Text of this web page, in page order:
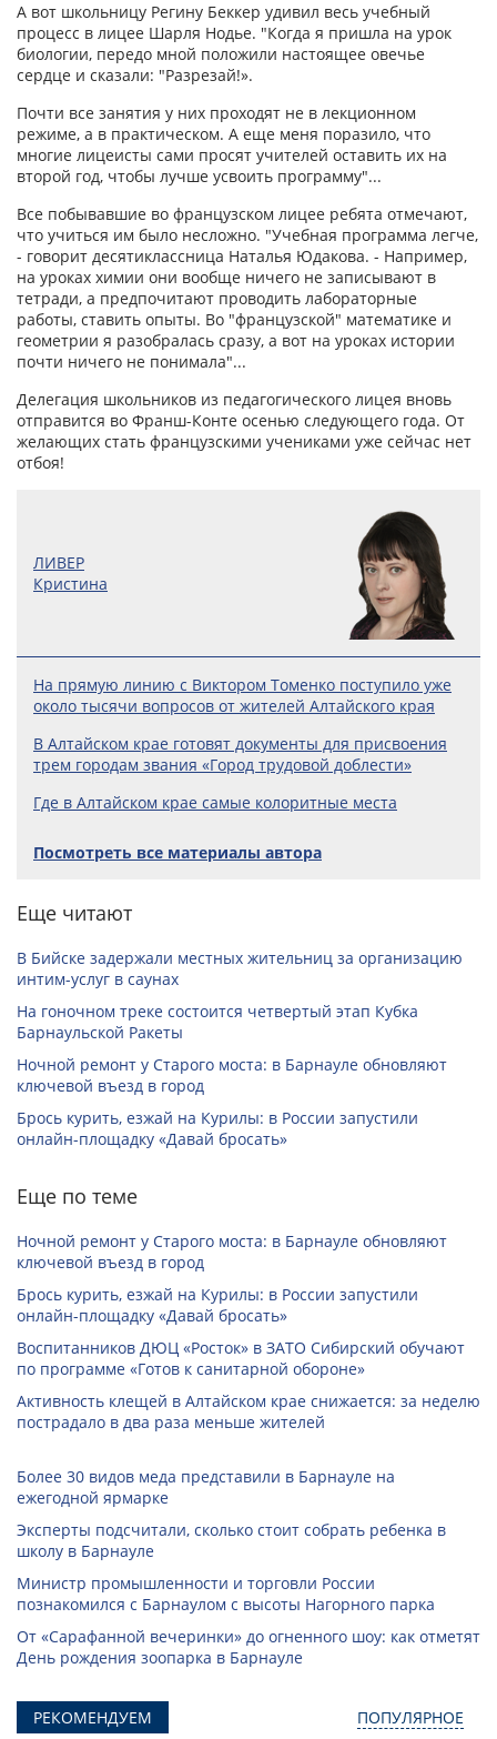
А вот школьницу Регину Беккер удивил весь учебный
процесс в лицее Шарля Нодье. "Когда я пришла на урок
биологии, передо мной положили настоящее овечье
сердце и сказали: "Разрезай!».
Почти все занятия у них проходят не в лекционном
режиме, а в практическом. А еще меня поразило, что
многие лицеисты сами просят учителей оставить их на
второй год, чтобы лучше усвоить программу"...
Все побывавшие во французском лицее ребята отмечают,
что учиться им было несложно. "Учебная программа легче,
- говорит десятиклассница Наталья Юдакова. - Например,
на уроках химии они вообще ничего не записывают в
тетради, а предпочитают проводить лабораторные
работы, ставить опыты. Во "французской" математике и
геометрии я разобралась сразу, а вот на уроках истории
почти ничего не понимала"...
Делегация школьников из педагогического лицея вновь
отправится во Франш-Конте осенью следующего года. От
желающих стать французскими учениками уже сейчас нет
отбоя!
ЛИВЕР
Кристина
На прямую линию с Виктором Томенко поступило уже
около тысячи вопросов от жителей Алтайского края
В Алтайском крае готовят документы для присвоения
трем городам звания «Город трудовой доблести»
Где в Алтайском крае самые колоритные места
Посмотреть все материалы автора
Еще читают
В Бийске задержали местных жительниц за организацию
интим-услуг в саунах
На гоночном треке состоится четвертый этап Кубка
Барнаульской Ракеты
Ночной ремонт у Старого моста: в Барнауле обновляют
ключевой въезд в город
Брось курить, езжай на Курилы: в России запустили
онлайн-­площадку «Давай бросать»
Еще по теме
Ночной ремонт у Старого моста: в Барнауле обновляют
ключевой въезд в город
Брось курить, езжай на Курилы: в России запустили
онлайн-­площадку «Давай бросать»
Воспитанников ДЮЦ «Росток» в ЗАТО Сибирский обучают
по программе «Готов к санитарной обороне»
Активность клещей в Алтайском крае снижается: за неделю
пострадало в два раза меньше жителей
Более 30 видов меда представили в Барнауле на
ежегодной ярмарке
Эксперты подсчитали, сколько стоит собрать ребенка в
школу в Барнауле
Министр промышленности и торговли России
познакомился с Барнаулом с высоты Нагорного парка
От «Сарафанной вечеринки» до огненного шоу: как отметят
День рождения зоопарка в Барнауле
РЕКОМЕНДУЕМ ПОПУЛЯРНОЕ